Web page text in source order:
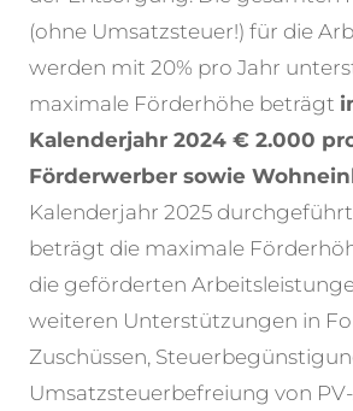
(ohne Umsatzsteuer!) für die
werden mit 20% pro Jahr
maximale Förderhöhe beträgt
Kalenderjahr 2024 € 2.000
Förderwerber sowie
Kalenderjahr 2025
beträgt die maximale
die geförderten
weiteren Unterstützungen in
Zuschüssen,
Umsatzsteuerbefreiung von